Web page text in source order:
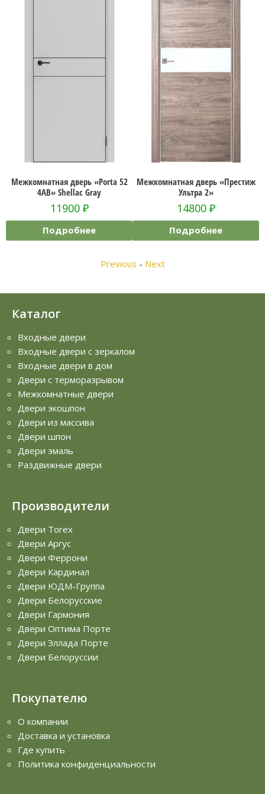
Межкомнатная дверь «Porta 52
4AB» Shellac Gray
11900 ₽
Подробнее
Межкомнатная дверь «Престиж
Ультра 2»
14800 ₽
Подробнее
Previous - Next
Каталог
Входные двери
Входные двери с зеркалом
Входные двери в дом
Двери с терморазрывом
Межкомнатные двери
Двери экошпон
Двери из массива
Двери шпон
Двери эмаль
Раздвижные двери
Производители
Двери Torex
Двери Аргус
Двери Феррони
Двери Кардинал
Двери ЮДМ-Группа
Двери Белорусские
Двери Гармония
Двери Оптима Порте
Двери Эллада Порте
Двери Белоруссии
Покупателю
О компании
Доставка и установка
Где купить
Политика конфиденциальности